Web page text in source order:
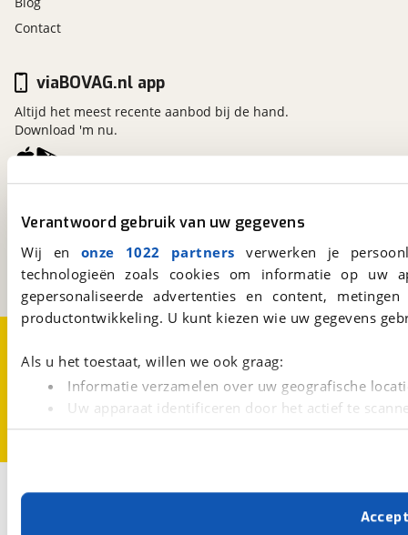
Verantwoord gebruik van uw gegevens
Wij en onze 1022 partners verwerken je
technologieën zoals cookies om informatie op
gepersonaliseerde advertenties en content,
productontwikkeling. U kunt kiezen wie uw gegevens
Als u het toestaat, willen we ook graag:
Informatie verzamelen over uw geografische
Uw apparaat identificeren door het actief te
Lees meer over hoe uw persoonlijke gegevens worden
Met cookies en vergelijkbare technieken zorgen we
cookies zorgen ervoor dat de website goed werkt.
Contact
Kosterijland15
Een initiatief van
BOVAG
viaBOVAG.nl app
Altijd het meest recente aanbod bij de hand.
Download 'm nu.
Cookievoorkeuren
Vacatures